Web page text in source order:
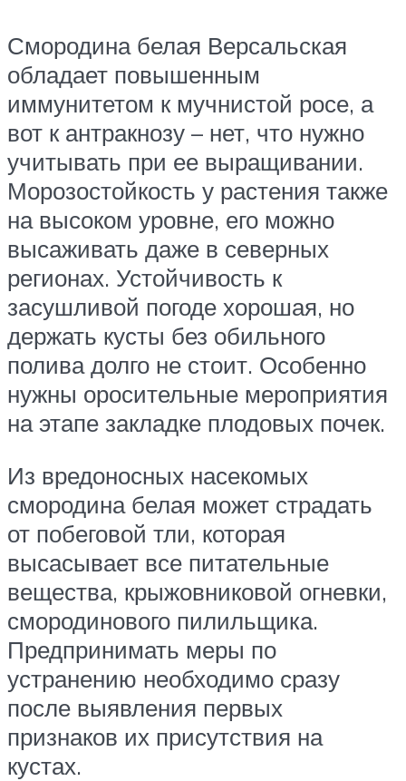
Смородина белая Версальская
обладает повышенным
иммунитетом к мучнистой росе, а
вот к антракнозу – нет, что нужно
учитывать при ее выращивании.
Морозостойкость у растения также
на высоком уровне, его можно
высаживать даже в северных
регионах. Устойчивость к
засушливой погоде хорошая, но
держать кусты без обильного
полива долго не стоит. Особенно
нужны оросительные мероприятия
на этапе закладке плодовых почек.
Из вредоносных насекомых
смородина белая может страдать
от побеговой тли, которая
высасывает все питательные
вещества, крыжовниковой огневки,
смородинового пилильщика.
Предпринимать меры по
устранению необходимо сразу
после выявления первых
признаков их присутствия на
кустах.